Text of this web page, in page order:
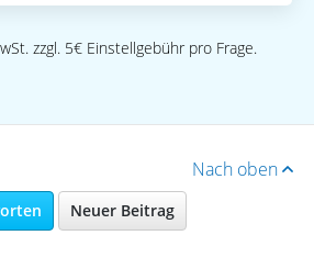
zzgl. 5€ Einstellgebühr pro Frage.
Nach oben
Neuer Beitrag